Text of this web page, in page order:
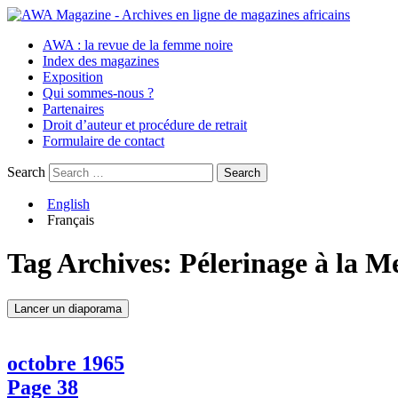
AWA : la revue de la femme noire
Index des magazines
Exposition
Qui sommes-nous ?
Partenaires
Droit d’auteur et procédure de retrait
Formulaire de contact
Search
English
Français
Tag Archives: Pélerinage à la
Lancer un diaporama
octobre 1965
Page 38